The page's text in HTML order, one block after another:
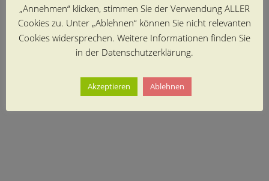
„Annehmen“ klicken, stimmen Sie der Verwendung ALLER
Cookies zu. Unter „Ablehnen“ können Sie nicht relevanten
Cookies widersprechen. Weitere Informationen finden Sie
in der Datenschutzerklärung.
Akzeptieren Ablehnen